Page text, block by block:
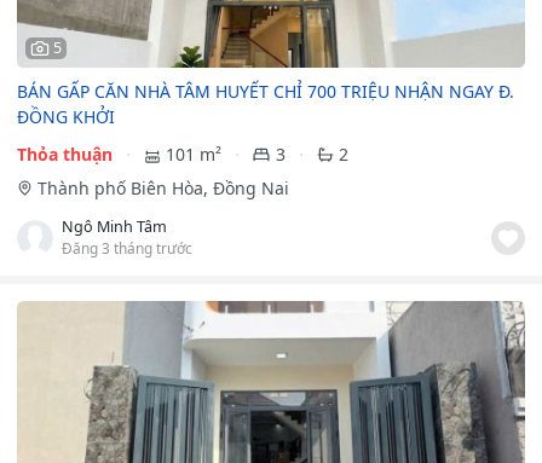
5
BÁN GẤP CĂN NHÀ TÂM HUYẾT CHỈ 700 TRIỆU NHẬN NGAY Đ.
ĐỒNG KHỞI
Thỏa thuận
101 m² 3
2
Thành phố Biên Hòa, Đồng Nai
Ngô Minh Tâm
Đăng 3 tháng trước